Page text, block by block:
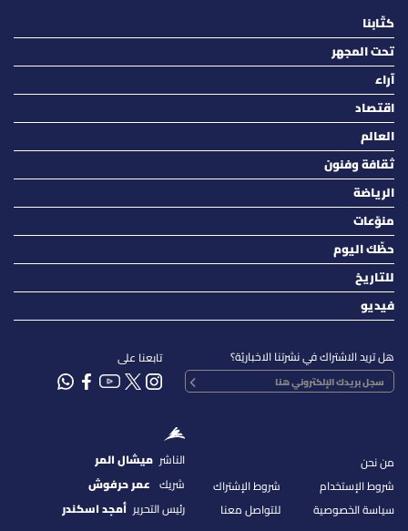
كتّابنا
تحت المجهر
آراء
اقتصاد
العالم
ثقافة وفنون
الرياضة
منوّعات
حظّك اليوم
للتاريخ
فيديو
هل تريد الاشتراك في نشرتنا الاخباريّة؟ تابعنا على
من نحن
شروط الإستخدام
سياسة الخصوصية
شروط الإشتراك
للتواصل معنا
الناشر ميشال المر
شريك عمر حرفوش
رئيس التحرير أمجد اسكندر